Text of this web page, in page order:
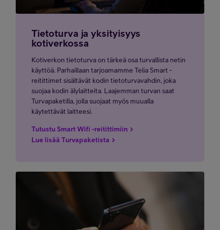
Tietoturva ja yksityisyys
kotiverkossa
Kotiverkon tietoturva on tärkeä osa turvallista netin
käyttöä. Parhaillaan tarjoamamme Telia Smart -
reitittimet sisältävät kodin tietoturvavahdin, joka
suojaa kodin älylaitteita. Laajemman turvan saat
Turvapaketilla, jolla suojaat myös muualla
käytettävät laitteesi.
Tutustu Smart Wifi -reitittimiin
Lue lisää Turvapaketista